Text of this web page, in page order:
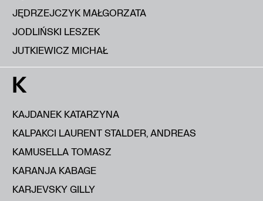
JĘDRZEJCZYK MAŁGORZATA
JODLIŃSKI LESZEK
JUTKIEWICZ MICHAŁ
K
KAJDANEK KATARZYNA
KALPAKCI LAURENT STALDER, ANDREAS
KAMUSELLA TOMASZ
KARANJA KABAGE
KARJEVSKY GILLY